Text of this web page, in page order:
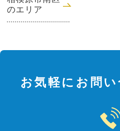
のエリア
お気軽にお問